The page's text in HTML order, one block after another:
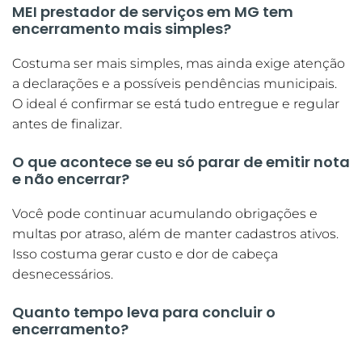
MEI prestador de serviços em MG tem
encerramento mais simples?
Costuma ser mais simples, mas ainda exige atenção
a declarações e a possíveis pendências municipais.
O ideal é confirmar se está tudo entregue e regular
antes de finalizar.
O que acontece se eu só parar de emitir nota
e não encerrar?
Você pode continuar acumulando obrigações e
multas por atraso, além de manter cadastros ativos.
Isso costuma gerar custo e dor de cabeça
desnecessários.
Quanto tempo leva para concluir o
encerramento?